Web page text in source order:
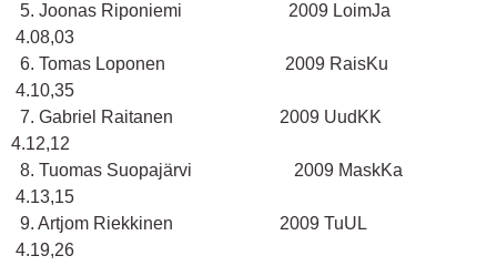
5. Joonas Riponiemi 2009 LoimJa
4.08,03
6. Tomas Loponen 2009 RaisKu
4.10,35
7. Gabriel Raitanen 2009 UudKK
4.12,12
8. Tuomas Suopajärvi 2009 MaskKa
4.13,15
9. Artjom Riekkinen 2009 TuUL
4.19,26